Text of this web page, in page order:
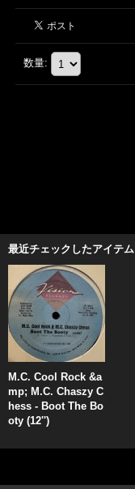
数量:
最近チェックしたアイテム
M.C. Cool Rock &a
mp; M.C. Chaszy C
hess - Boot The Bo
oty (12'')